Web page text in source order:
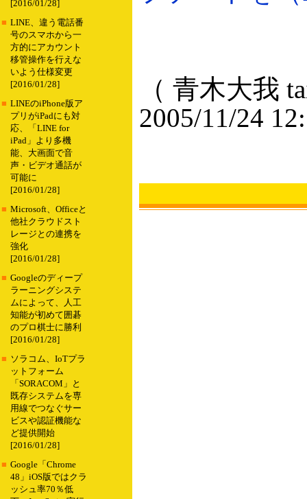
[2016/01/28]
■ LINE、違う電話番
号のスマホから一
方的にアカウント
移管操作を行えな
いよう仕様変更
[2016/01/28]
■ LINEのiPhone版ア
プリがiPadにも対
応、「LINE for
iPad」より多機
能、大画面で音
声・ビデオ通話が
可能に
[2016/01/28]
■ Microsoft、Officeと
他社クラウドスト
レージとの連携を
強化
[2016/01/28]
■ Googleのディープ
ラーニングシステ
ムによって、人工
知能が初めて囲碁
のプロ棋士に勝利
[2016/01/28]
■ ソラコム、IoTプラ
ットフォーム
「SORACOM」と
既存システムを専
用線でつなぐサー
ビスや認証機能な
ど提供開始
[2016/01/28]
■ Google「Chrome
48」iOS版ではクラ
ッシュ率70％低
（ 青木大我
2005/11/24